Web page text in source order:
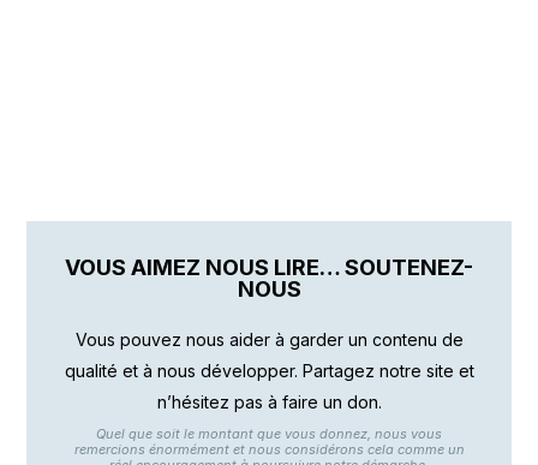
VOUS AIMEZ NOUS LIRE… SOUTENEZ-
NOUS
Vous pouvez nous aider à garder un contenu de
qualité et à nous développer. Partagez notre site et
n’hésitez pas à faire un don.
Quel que soit le montant que vous donnez, nous vous
remercions énormément et nous considérons cela comme un